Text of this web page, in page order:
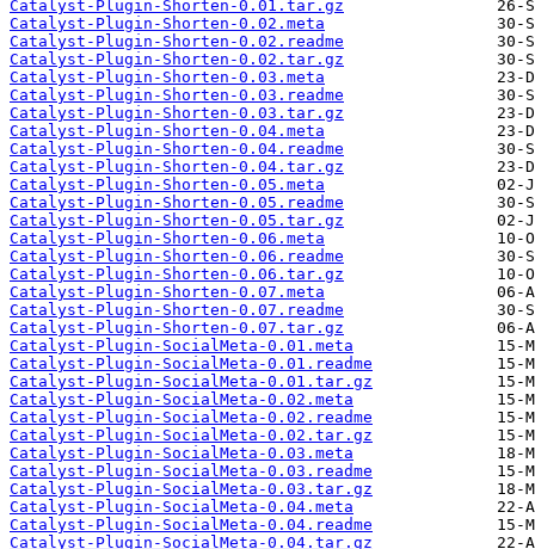
Catalyst-Plugin-Shorten-0.01.tar.gz
Catalyst-Plugin-Shorten-0.02.meta
Catalyst-Plugin-Shorten-0.02.readme
Catalyst-Plugin-Shorten-0.02.tar.gz
Catalyst-Plugin-Shorten-0.03.meta
Catalyst-Plugin-Shorten-0.03.readme
Catalyst-Plugin-Shorten-0.03.tar.gz
Catalyst-Plugin-Shorten-0.04.meta
Catalyst-Plugin-Shorten-0.04.readme
Catalyst-Plugin-Shorten-0.04.tar.gz
Catalyst-Plugin-Shorten-0.05.meta
Catalyst-Plugin-Shorten-0.05.readme
Catalyst-Plugin-Shorten-0.05.tar.gz
Catalyst-Plugin-Shorten-0.06.meta
Catalyst-Plugin-Shorten-0.06.readme
Catalyst-Plugin-Shorten-0.06.tar.gz
Catalyst-Plugin-Shorten-0.07.meta
Catalyst-Plugin-Shorten-0.07.readme
Catalyst-Plugin-Shorten-0.07.tar.gz
Catalyst-Plugin-SocialMeta-0.01.meta
Catalyst-Plugin-SocialMeta-0.01.readme
Catalyst-Plugin-SocialMeta-0.01.tar.gz
Catalyst-Plugin-SocialMeta-0.02.meta
Catalyst-Plugin-SocialMeta-0.02.readme
Catalyst-Plugin-SocialMeta-0.02.tar.gz
Catalyst-Plugin-SocialMeta-0.03.meta
Catalyst-Plugin-SocialMeta-0.03.readme
Catalyst-Plugin-SocialMeta-0.03.tar.gz
Catalyst-Plugin-SocialMeta-0.04.meta
Catalyst-Plugin-SocialMeta-0.04.readme
Catalyst-Plugin-SocialMeta-0.04.tar.gz